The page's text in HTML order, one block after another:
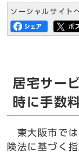
ソーシャルサイト
居宅サー
時に手数
東大阪市では
険法に基づく